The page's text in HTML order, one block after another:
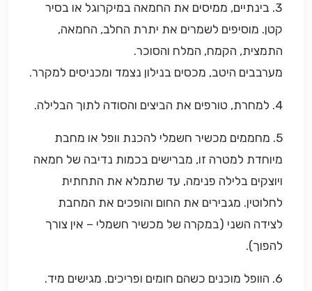
3. בינתיים, ממיסים את החמאה במיקרוגל או בסיר
קטן. מוסיפים לשמרים את יתרת החלב, החמאה,
התמצית, הקמח, המלח והסוכר.
מערבבים היטב, מכסים בנילון נצמד ומכניסים למקרר.
4. למחרת, טורפים את הביצים והסודה לתוך הבלילה.
5. מחממים מכשיר חשמלי להכנת וופל או מחבת
מיוחדת למטרה זו, מברישים בכמות נדיבה של חמאה
ויוצקים בלילה פנימה, עד שתמלא את התחתית
לחלוטין. מגבירים את החום והופכים את המחבת
לצידה השני (במקרה של מכשיר חשמלי – אין צורך
להפוך).
6. הוופל מוכנים כשהם חומים ופריכים. מגישים מיד.